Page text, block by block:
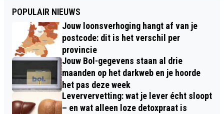
POPULAIR NIEUWS
Jouw loonsverhoging hangt af van je
postcode: dit is het verschil per
provincie
Jouw Bol-gegevens staan al drie
maanden op het darkweb en je hoorde
het pas deze week
Leververvetting: wat je lever écht sloopt
– en wat alleen loze detoxpraat is